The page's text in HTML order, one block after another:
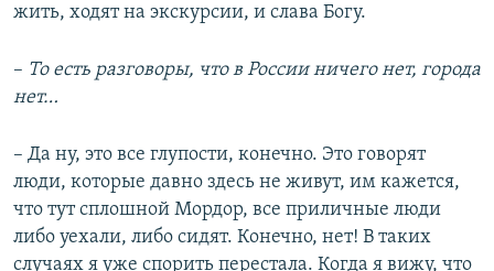
жить, ходят на экскурсии, и слава Богу.
– То есть разговоры, что в России ничего нет, города
нет…
– Да ну, это все глупости, конечно. Это говорят
люди, которые давно здесь не живут, им кажется,
что тут сплошной Мордор, все приличные люди
либо уехали, либо сидят. Конечно, нет! В таких
случаях я уже спорить перестала. Когда я вижу, что